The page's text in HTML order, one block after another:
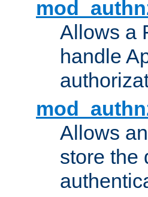
Allows a
handle
Allows
store the